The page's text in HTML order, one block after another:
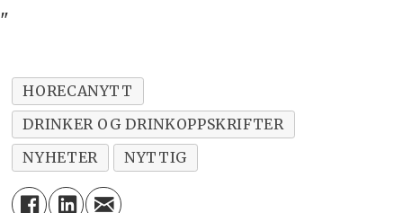
"
HORECANYTT
DRINKER OG DRINKOPPSKRIFTER
NYHETER
NYTTIG